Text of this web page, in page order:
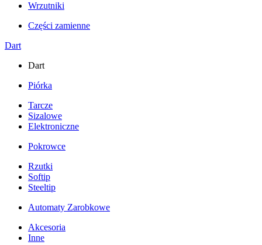
Wrzutniki
Części zamienne
Dart
Dart
Piórka
Tarcze
Sizalowe
Elektroniczne
Pokrowce
Rzutki
Softip
Steeltip
Automaty Zarobkowe
Akcesoria
Inne